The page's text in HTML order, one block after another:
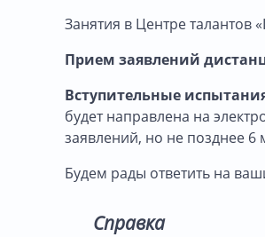
Занятия в Центре талантов
Прием заявлений
Вступительные
будет направлена на
заявлений, но не позднее 6
Будем рады ответить на
Справка